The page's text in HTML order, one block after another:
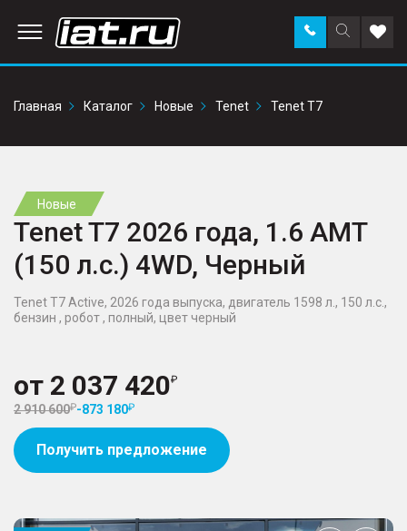
Поиск
по
Заказать
звонок в
Главная
Каталог Новые Tenet Tenet T7
Новые
Tenet T7 2026 года, 1.6 AMT
(150 л.с.) 4WD, Черный
Tenet T7 Active, 2026 года выпуска, двигатель 1598 л., 150 л.с.,
бензин , робот , полный, цвет черный
от 2 037 420
2 910 600 -873 180
Получить предложение